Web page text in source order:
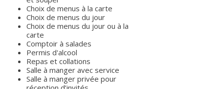
Choix de menus à la carte
Choix de menus du jour
Choix de menus du jour ou à la
carte
Comptoir à salades
Permis d'alcool
Repas et collations
Salle à manger avec service
Salle à manger privée pour